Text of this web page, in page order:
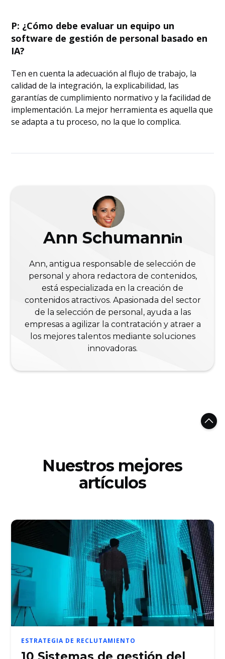
P: ¿Cómo debe evaluar un equipo un
software de gestión de personal basado en
IA?
Ten en cuenta la adecuación al flujo de trabajo, la
calidad de la integración, la explicabilidad, las
garantías de cumplimiento normativo y la facilidad de
implementación. La mejor herramienta es aquella que
se adapta a tu proceso, no la que lo complica.
Ann Schumann
Ann, antigua responsable de selección de
personal y ahora redactora de contenidos,
está especializada en la creación de
contenidos atractivos. Apasionada del sector
de la selección de personal, ayuda a las
empresas a agilizar la contratación y atraer a
los mejores talentos mediante soluciones
innovadoras.
Nuestros mejores
artículos
ESTRATEGIA DE RECLUTAMIENTO